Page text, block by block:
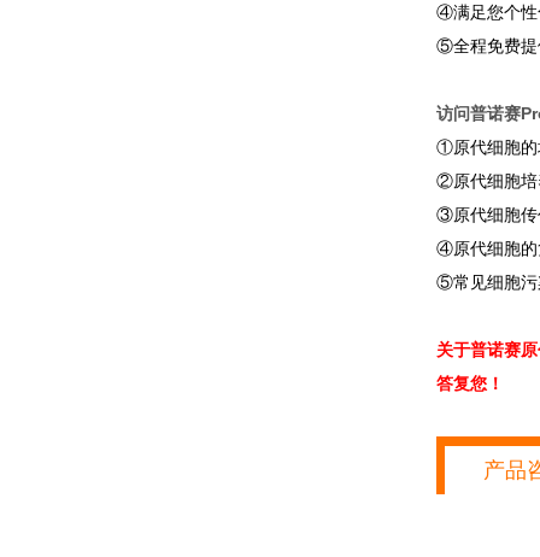
④满足您个性
⑤全程免费提
访问普诺赛
①原代细胞的
②原代细胞培
③原代细胞传
④原代细胞的
⑤常见细胞污
关于普诺赛
答复您！
产品